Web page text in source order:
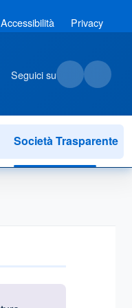
Accessibilità Privacy
Seguici su
Società Trasparente